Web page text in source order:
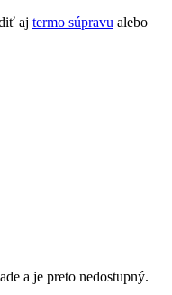
aj termo súpravu alebo
a je preto nedostupný.